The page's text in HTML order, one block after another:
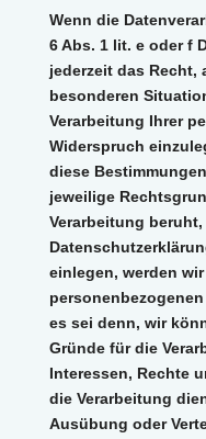
Wenn die
6 Abs. 1 lit. e oder f
jederzeit das Recht,
besonderen
Verarbeitung Ihrer
Widerspruch
diese
jeweilige
Verarbeitung
einlegen, werden
es sei denn, wir
Gründe für die
Interessen, Rechte
die Verarbeitung
Ausübung oder